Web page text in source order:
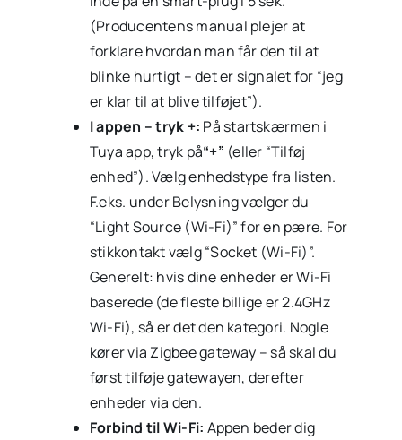
(Producentens manual plejer at
forklare hvordan man får den til at
blinke hurtigt – det er signalet for “jeg
er klar til at blive tilføjet”).
I appen – tryk +: På startskærmen i
Tuya app, tryk på“+” (eller “Tilføj
enhed”). Vælg enhedstype fra listen.
F.eks. under Belysning vælger du
“Light Source (Wi-Fi)” for en pære. For
stikkontakt vælg “Socket (Wi-Fi)”.
Generelt: hvis dine enheder er Wi-Fi
baserede (de fleste billige er 2.4GHz
Wi-Fi), så er det den kategori. Nogle
kører via Zigbee gateway – så skal du
først tilføje gatewayen, derefter
enheder via den.
Forbind til Wi-Fi: Appen beder dig